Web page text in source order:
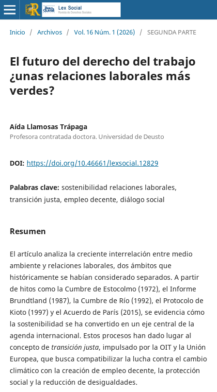
Inicio / Archivos / Vol. 16 Núm. 1 (2026) / SEGUNDA PARTE
El futuro del derecho del trabajo
¿unas relaciones laborales más
verdes?
Aída Llamosas Trápaga
Profesora contratada doctora. Universidad de Deusto
DOI: https://doi.org/10.46661/lexsocial.12829
Palabras clave: sostenibilidad relaciones laborales,
transición justa, empleo decente, diálogo social
Resumen
El artículo analiza la creciente interrelación entre medio
ambiente y relaciones laborales, dos ámbitos que
históricamente se habían considerado separados. A partir
de hitos como la Cumbre de Estocolmo (1972), el Informe
Brundtland (1987), la Cumbre de Río (1992), el Protocolo de
Kioto (1997) y el Acuerdo de París (2015), se evidencia cómo
la sostenibilidad se ha convertido en un eje central de la
agenda internacional. Estos procesos han dado lugar al
concepto de transición justa, impulsado por la OIT y la Unión
Europea, que busca compatibilizar la lucha contra el cambio
climático con la creación de empleo decente, la protección
social y la reducción de desigualdades.